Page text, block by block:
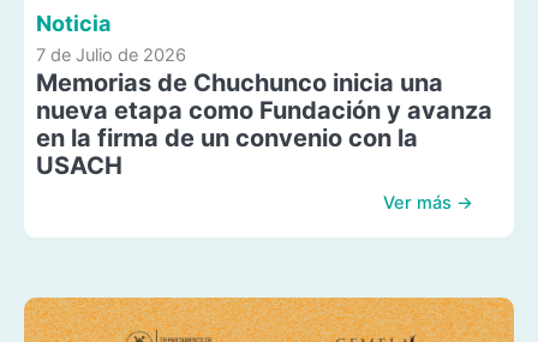
Noticia
7 de Julio de 2026
Memorias de Chuchunco inicia una
nueva etapa como Fundación y avanza
en la firma de un convenio con la
USACH
Ver más →